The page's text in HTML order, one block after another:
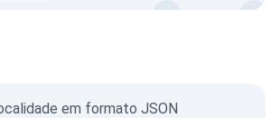
em formato JSON